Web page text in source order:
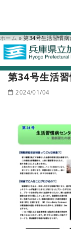
ホーム » 第34号生活習慣病
第34号生活
2024/01/04